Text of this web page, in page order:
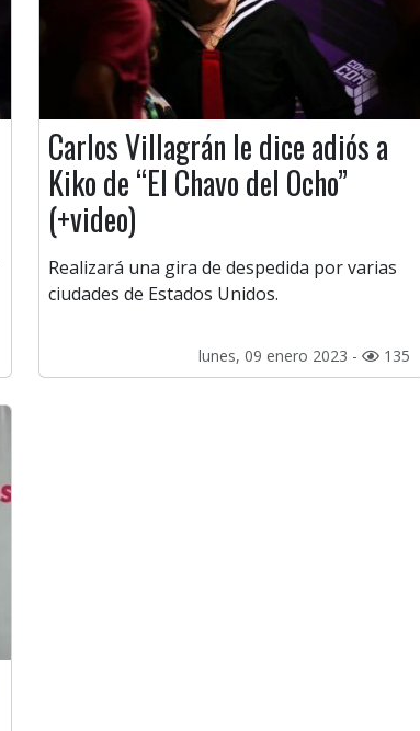
Carlos Villagrán le dice adiós a
Kiko de “El Chavo del Ocho”
(+video)
Realizará una gira de despedida por varias
ciudades de Estados Unidos.
lunes, 09 enero 2023 - 135